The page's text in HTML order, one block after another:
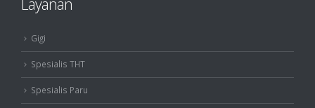
Layanan
Gigi
Spesialis THT
Spesialis Paru